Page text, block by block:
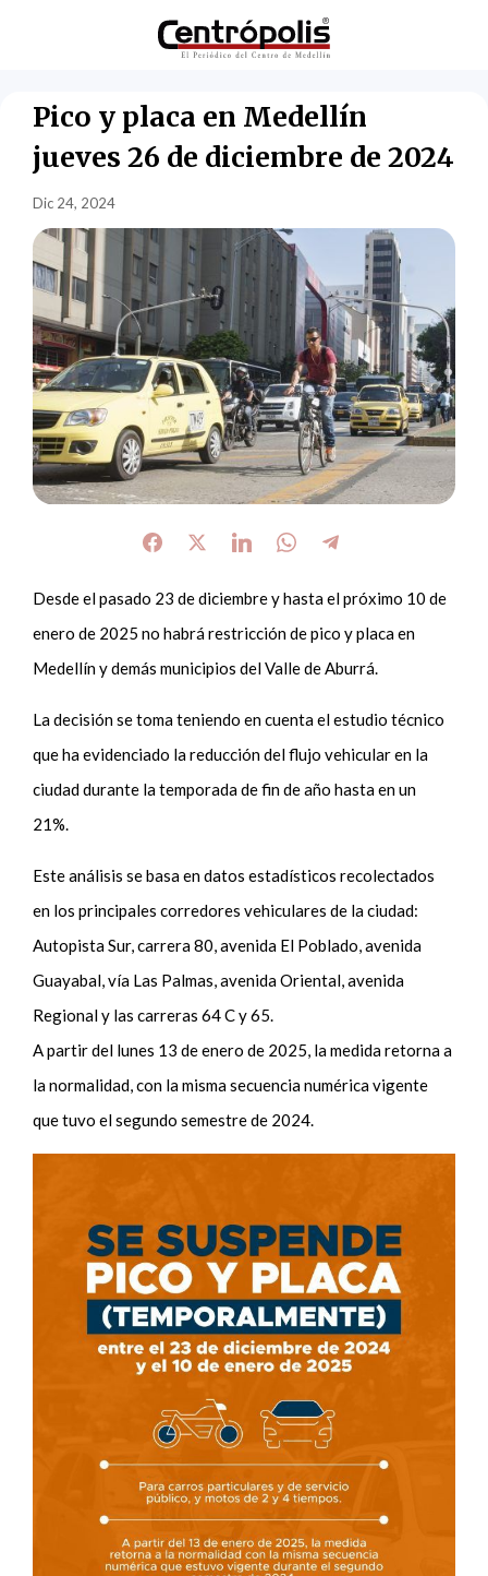
Pico y placa en Medellín
jueves 26 de diciembre de 2024
Dic 24, 2024
Desde el pasado 23 de diciembre y hasta el próximo 10 de
enero de 2025 no habrá restricción de pico y placa en
Medellín y demás municipios del Valle de Aburrá.
La decisión se toma teniendo en cuenta el estudio técnico
que ha evidenciado la reducción del flujo vehicular en la
ciudad durante la temporada de fin de año hasta en un
21%.
Este análisis se basa en datos estadísticos recolectados
en los principales corredores vehiculares de la ciudad:
Autopista Sur, carrera 80, avenida El Poblado, avenida
Guayabal, vía Las Palmas, avenida Oriental, avenida
Regional y las carreras 64 C y 65.
A partir del lunes 13 de enero de 2025, la medida retorna a
la normalidad, con la misma secuencia numérica vigente
que tuvo el segundo semestre de 2024.